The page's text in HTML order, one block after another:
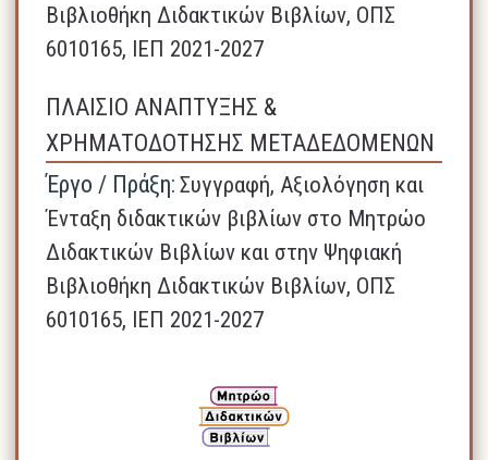
Βιβλιοθήκη Διδακτικών Βιβλίων, ΟΠΣ
6010165, ΙΕΠ 2021-2027
ΠΛΑΙΣΙΟ ΑΝΑΠΤΥΞΗΣ &
ΧΡΗΜΑΤΟΔΟΤΗΣΗΣ ΜΕΤΑΔΕΔΟΜΕΝΩΝ
Έργο / Πράξη: Συγγραφή, Αξιολόγηση και
Ένταξη διδακτικών βιβλίων στο Μητρώο
Διδακτικών Βιβλίων και στην Ψηφιακή
Βιβλιοθήκη Διδακτικών Βιβλίων, ΟΠΣ
6010165, ΙΕΠ 2021-2027